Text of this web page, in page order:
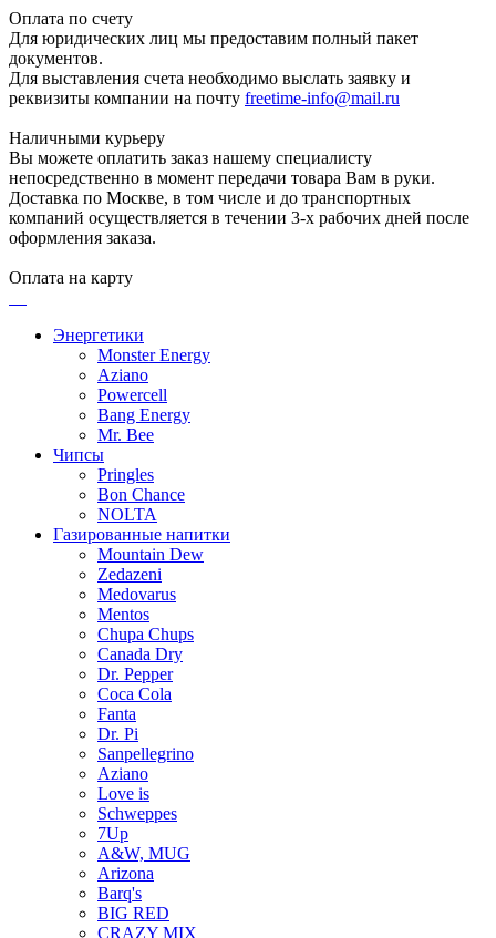
Оплата по счету
Для юридических лиц мы предоставим полный пакет
документов.
Для выставления счета необходимо выслать заявку и
реквизиты компании на почту freetime-info@mail.ru
Наличными курьеру
Вы можете оплатить заказ нашему специалисту
непосредственно в момент передачи товара Вам в руки.
Доставка по Москве, в том числе и до транспортных
компаний осуществляется в течении 3-х рабочих дней после
оформления заказа.
Оплата на карту
Энергетики
Monster Energy
Aziano
Powercell
Bang Energy
Mr. Bee
Чипсы
Pringles
Bon Chance
NOLTA
Газированные напитки
Mountain Dew
Zedazeni
Medovarus
Mentos
Chupa Chups
Canada Dry
Dr. Pepper
Coca Cola
Fanta
Dr. Pi
Sanpellegrino
Aziano
Love is
Schweppes
7Up
A&W, MUG
Arizona
Barq's
BIG RED
CRAZY MIX